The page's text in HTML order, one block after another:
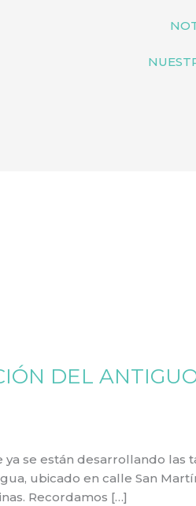
DEL
se están desarrollando las
ubicado en calle San
Recordamos […]